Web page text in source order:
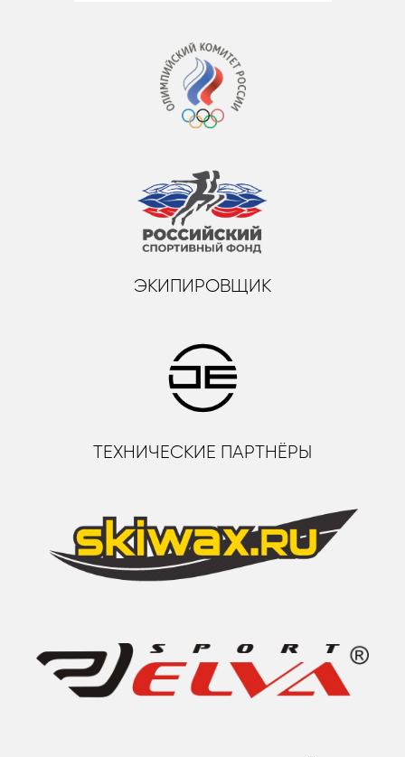
ЭКИПИРОВЩИК
ТЕХНИЧЕСКИЕ ПАРТНЁРЫ